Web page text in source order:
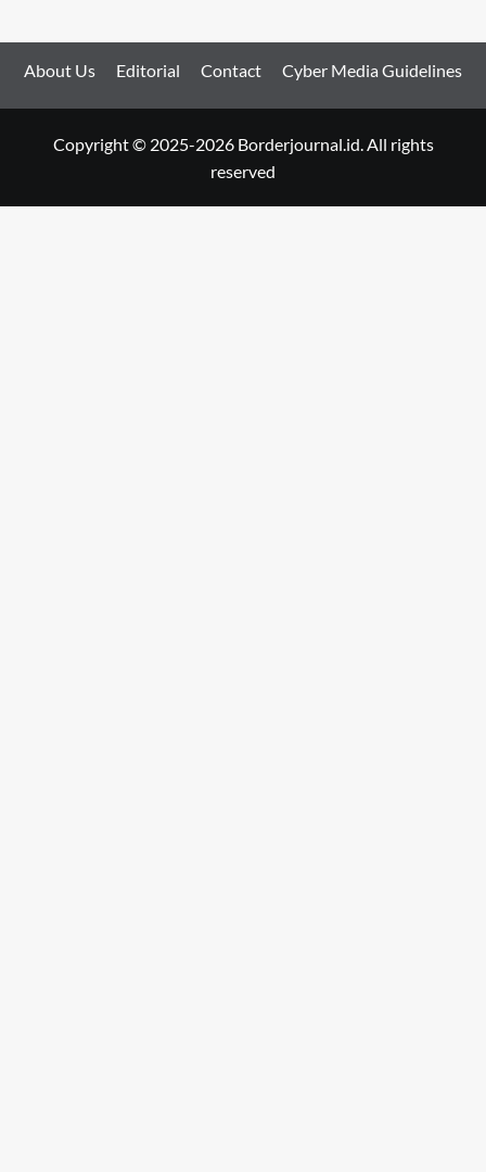
About Us Editorial Contact Cyber Media Guidelines
Copyright © 2025-2026 Borderjournal.id. All rights
reserved